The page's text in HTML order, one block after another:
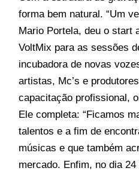
forma bem natural. “Um
Mario Portela, deu o start
VoltMix para as sessões
incubadora de novas
artistas, Mc’s e
capacitação profissional,
Ele completa: “Ficamos
talentos e a fim de
músicas e que também
mercado. Enfim, no dia